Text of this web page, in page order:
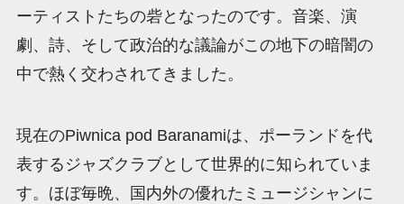
ーティストたちの砦となったのです。音楽、演
劇、詩、そして政治的な議論がこの地下の暗闇の
中で熱く交わされてきました。
現在のPiwnica pod Baranamiは、ポーランドを代
表するジャズクラブとして世界的に知られていま
す。ほぼ毎晩、国内外の優れたミュージシャンに